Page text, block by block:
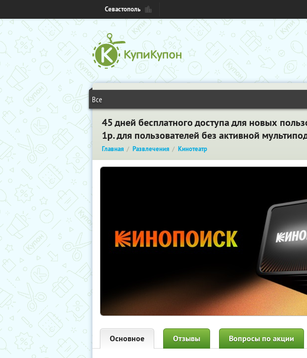
Севастополь
Все
45 дней бесплатного доступа для новых
1р. для пользователей без активной
Главная Развлечения Кинотеатр
Основное Отзывы Вопросы по акции